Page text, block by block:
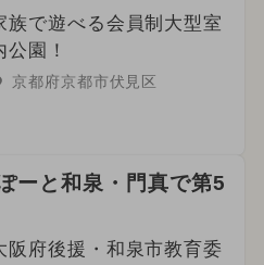
族で遊べる会員制大型室
公園！
京都府京都市伏見区
ーと和泉・門真で第5
阪府後援・和泉市教育委